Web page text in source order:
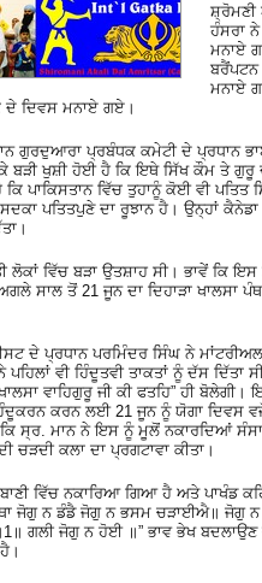
ਸ਼੍ਰੋਮਣੀ
ਹੰਸਰਾ
ਮਨਾਏ
ਬਰੈਂਪਟਨ
ਮਨਾਏ
ਦਿਵਸ ਮਨਾਏ ਗਏ।
ਗੁਰਦੁਆਰਾ ਪ੍ਰਬੰਧਕ ਕਮੇਟੀ ਦੇ ਪ੍ਰਧਾਨ
ਬੜੀ ਖੁਸ਼ੀ ਹੋਈ ਹੈ ਕਿ ਇਥੇ ਸਿੱਖ ਕੌਮ ਤੇ ਗੁਰੂ
ਪਾਕਿਸਤਾਨ ਵਿੱਚ ਤੁਹਾਨੂੰ ਕੋਈ ਵੀ
ਪਤਿਤਪੁਣੇ ਦਾ ਰੂਝਾਨ ਹੈ। ਉਨ੍ਹਾਂ
ਲੋਕਾਂ ਵਿੱਚ ਬੜਾ ਉਤਸ਼ਾਹ ਸੀ। ਭਾਵੇਂ ਕਿ
ਸਾਲ ਤੋਂ 21 ਜੂਨ ਦਾ ਦਿਹਾੜਾ ਖਾਲਸਾ
ਦੇ ਪ੍ਰਧਾਨ ਪਰਮਿੰਦਰ ਸਿੰਘ ਨੇ
ਵੀ ਹਿੰਦੂਤਵੀ ਤਾਕਤਾਂ ਨੂੰ ਦੱਸ ਦਿੱਤਾ
ਵਾਹਿਗੁਰੂ ਜੀ ਕੀ ਫਤਹਿ” ਹੀ
ਕਰਨ ਲਈ 21 ਜੂਨ ਨੂੰ ਯੋਗਾ ਦਿਵਸ
ਸ੍ਰ. ਮਾਨ ਨੇ ਇਸ ਨੂੰ ਮੂਲੋਂ ਨਕਾਰਦਿਆਂ
ਕਲਾ ਦਾ ਪ੍ਰਗਟਾਵਾ ਕੀਤਾ।
ਵਿੱਚ ਨਕਾਰਿਆ ਗਿਆ ਹੈ ਅਤੇ ਪਾਖੰਡ
ਜੋਗੁ ਨ ਡੰਡੈ ਜੋਗੁ ਨ ਭਸਮ ਚੜਾਈਐ॥ ਜੋਗੁ
ਗਲੀ ਜੋਗੁ ਨ ਹੋਈ ॥” ਭਾਵ ਭੇਖ ਬਦਲਾਉਣ